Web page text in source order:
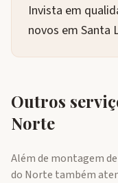
Invista em
novos em Santa
Outros
Norte
Além de montagem
do Norte também